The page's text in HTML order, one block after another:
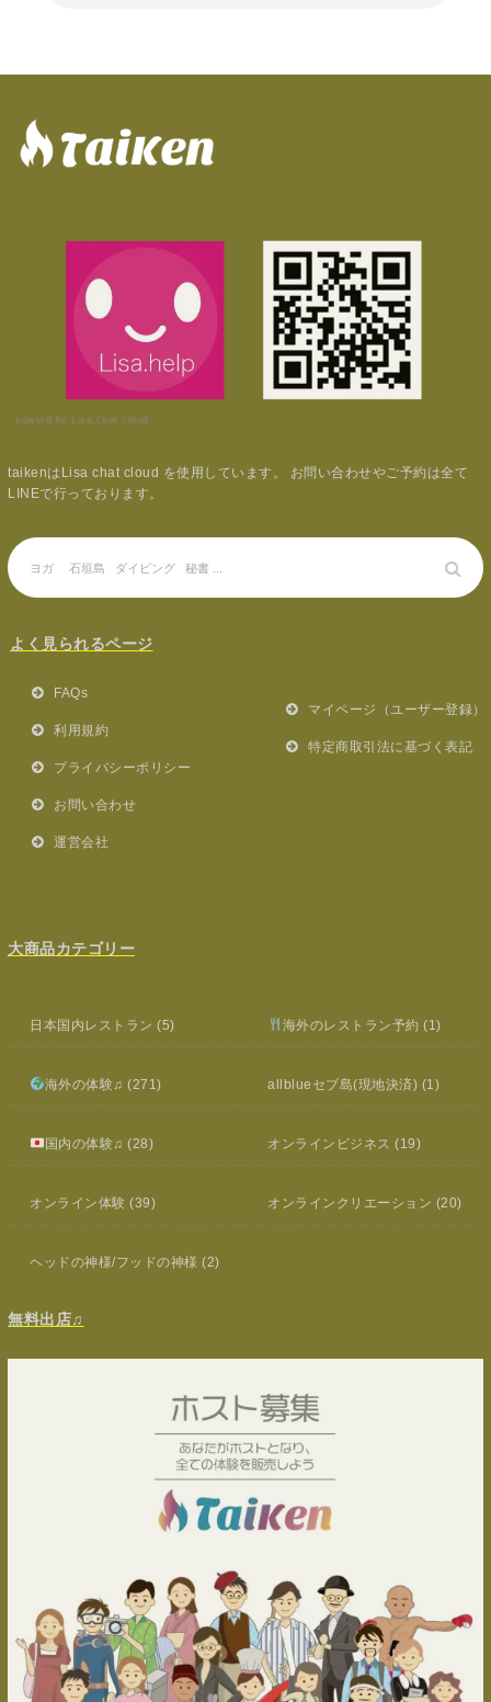
powerd by Lisa chat cloud.
taikenはLisa chat cloud を使用しています。 お問い合わせやご予約は全て
LINEで行っております。
よく見られるページ
FAQs
利用規約
プライバシーポリシー
お問い合わせ
運営会社
マイページ（ユーザー登録）
特定商取引法に基づく表記
大商品カテゴリー
日本国内レストラン (5) 海外のレストラン予約 (1)
海外の体験♫ (271) allblueセブ島(現地決済) (1)
国内の体験♫ (28) オンラインビジネス (19)
オンライン体験 (39) オンラインクリエーション (20)
ヘッドの神様/フッドの神様 (2)
無料出店♫